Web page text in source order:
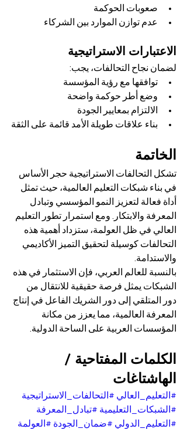
صعوبات الحوكمة
عدم توازن الموارد بين الشركاء
الاعتبارات الاستراتيجية
لضمان نجاح التحالفات، يجب:
توافقها مع رؤية المؤسسة
وضع أطر حوكمة واضحة
الالتزام بمعايير الجودة
بناء علاقات طويلة الأمد قائمة على الثقة
الخاتمة
تشكل التحالفات الاستراتيجية حجر الأساس
في بناء شبكات التعليم العالمية، حيث تمثل
أداة فعالة لتعزيز النمو المؤسسي وتبادل
المعرفة والابتكار. ومع استمرار تطور التعليم
العالي في ظل العولمة، ستزداد أهمية هذه
التحالفات كوسيلة لتحقيق التميز الأكاديمي
والاستدامة.
بالنسبة للعالم العربي، فإن الاستثمار في هذه
الشبكات يمثل فرصة حقيقية للانتقال من
دور المتلقي إلى دور الشريك الفاعل في إنتاج
المعرفة العالمية، مما يعزز من مكانة
المؤسسات العربية على الساحة الدولية.
الكلمات المفتاحية /
الهاشتاغات
#التعليم_العالي #التحالفات_الاستراتيجية
#الشبكات_التعليمية #تبادل_المعرفة
#التعليم_الدولي #ضمان_الجودة #العولمة